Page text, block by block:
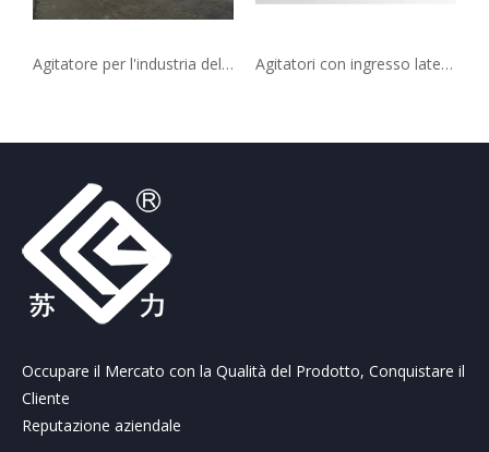
Agitatore per l'industria della raffinazione del miscelatore ad ingresso laterale per petrolio e gas Agitatori con ingresso laterale montati su flangia per serbatoio di stoccaggio
Occupare il Mercato con la Qualità del Prodotto, Conquistare il
Cliente
Reputazione aziendale